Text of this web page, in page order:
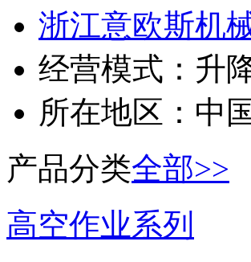
浙江意欧斯机
经营模式： 升
所在地区： 中
产品分类全部>>
高空作业系列